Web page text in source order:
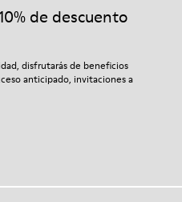
sobre cómo cuidar de
cuidado del calzado.
de descuento
disfrutarás de beneficios
anticipado, invitaciones a